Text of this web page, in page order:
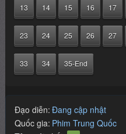
13 14 15 16 17
23 24 25 26 27
33 34 35-End
Đạo diễn: Đang cập nhật
Quốc gia: Phim Trung Quốc